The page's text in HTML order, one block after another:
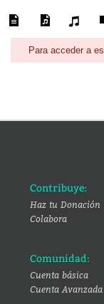
Para acceder a
Contribuye:
Haz tu Donación
Colabora
Comunidad:
Cuenta básica
Cuenta Avanzada